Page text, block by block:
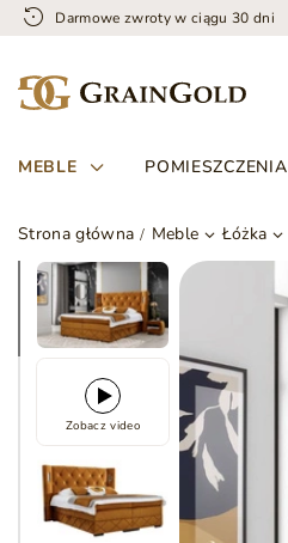
Darmowe zwroty w ciągu 30 dni
MEBLE POMIESZCZENIA
Strona główna Meble Łóżka
Zobacz video